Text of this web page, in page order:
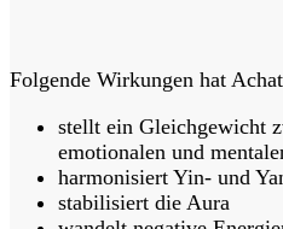
Folgende Wirkungen hat
stellt ein Gleichgewicht
emotionalen und
harmonisiert Yin- und
stabilisiert die Aura